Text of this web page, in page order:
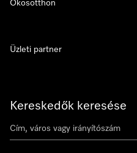
Kereskedők keresése
Okosotthon
Üzleti partner